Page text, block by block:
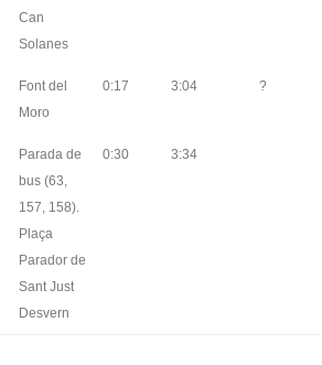
Can
Solanes
Font del
Moro
0:17 3:04 ?
Parada de
bus (63,
157, 158).
Plaça
Parador de
Sant Just
Desvern
0:30 3:34